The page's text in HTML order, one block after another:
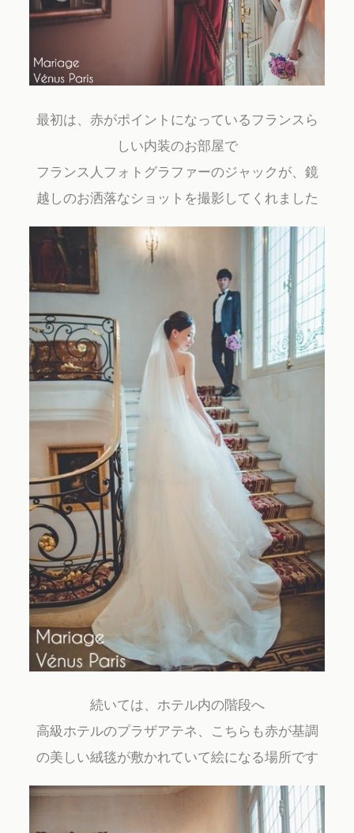
最初は、赤がポイントになっているフランスら
しい内装のお部屋で
フランス人フォトグラファーのジャックが、鏡
越しのお洒落なショットを撮影してくれました
続いては、ホテル内の階段へ
高級ホテルのプラザアテネ、こちらも赤が基調
の美しい絨毯が敷かれていて絵になる場所です